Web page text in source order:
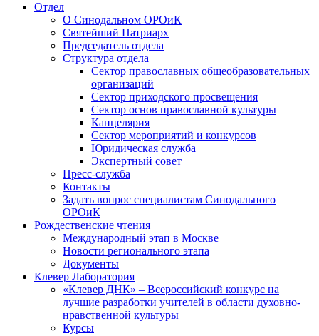
Отдел
О Синодальном ОРОиК
Святейший Патриарх
Председатель отдела
Структура отдела
Сектор православных общеобразовательных
организаций
Сектор приходского просвещения
Сектор основ православной культуры
Канцелярия
Сектор мероприятий и конкурсов
Юридическая служба
Экспертный совет
Пресс-служба
Контакты
Задать вопрос специалистам Синодального
ОРОиК
Рождественские чтения
Международный этап в Москве
Новости регионального этапа
Документы
Клевер Лаборатория
«Клевер ДНК» – Всероссийский конкурс на
лучшие разработки учителей в области духовно-
нравственной культуры
Курсы